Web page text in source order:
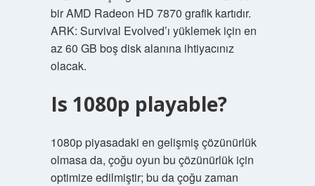
bir AMD Radeon HD 7870 grafik kartıdır.
ARK: Survival Evolved’ı yüklemek için en
az 60 GB boş disk alanına ihtiyacınız
olacak.
Is 1080p playable?
1080p piyasadaki en gelişmiş çözünürlük
olmasa da, çoğu oyun bu çözünürlük için
optimize edilmiştir; bu da çoğu zaman